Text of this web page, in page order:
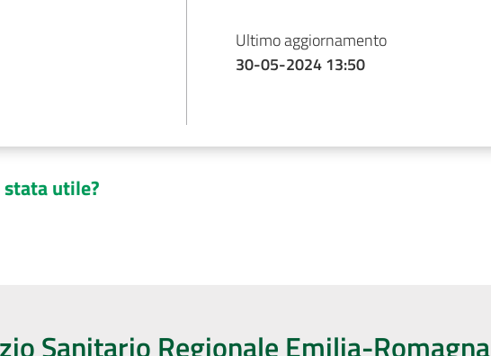
Ultimo aggiornamento
30-05-2024 13:50
stata utile?
Sanitario Regionale Emilia-Romagna